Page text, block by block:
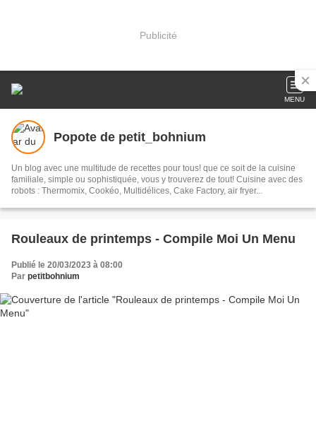
Publicité
MENU
Popote de petit_bohnium
Un blog avec une multitude de recettes pour tous! que ce soit de la cuisine
familiale, simple ou sophistiquée, vous y trouverez de tout! Cuisine avec des
robots : Thermomix, Cookéo, Multidélices, Cake Factory, air fryer...
Rouleaux de printemps - Compile Moi Un Menu
Publié le 20/03/2023 à 08:00
Par petitbohnium